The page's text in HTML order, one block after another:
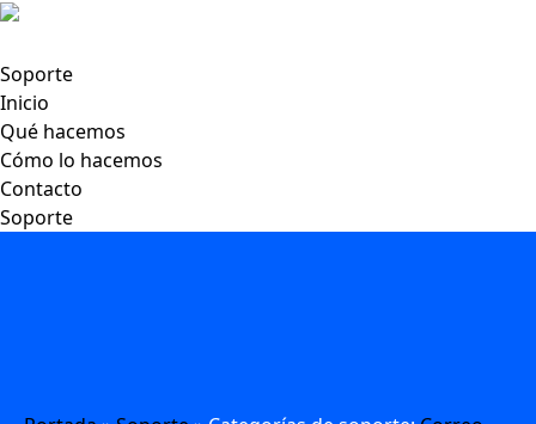
Soporte
Inicio
Qué hacemos
Cómo lo hacemos
Contacto
Soporte